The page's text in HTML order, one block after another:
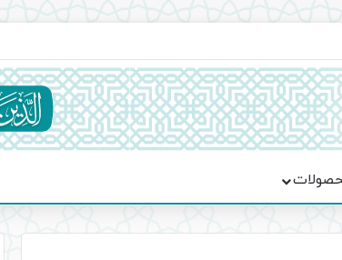
و تمدن‌سازی امت اسلامی